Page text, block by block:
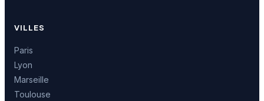
VILLES
Paris
Lyon
Marseille
Toulouse